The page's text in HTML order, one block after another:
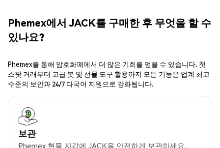
Phemex에서 JACK를 구매한 후 무엇을 할 수
있나요?
Phemex를 통해 암호화폐에서 더 많은 기회를 얻을 수 있습니다. 첫
스팟 거래부터 고급 봇 및 선물 도구 활용까지 모든 기능은 업계 최고
수준의 보안과 24/7 다국어 지원으로 강화됩니다.
보관
Phemex 현물 지갑에 JACK을 안전하게 보관하세요.